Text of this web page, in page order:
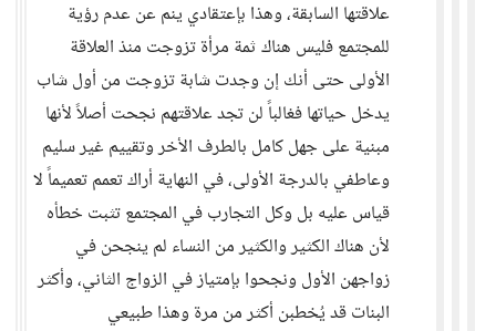
علاقتها السابقة، وهذا بإعتقادي ينم عن عدم رؤية
للمجتمع فليس هناك ثمة مرأة تزوجت منذ العلاقة
الأولى حتى أنك إن وجدت شابة تزوجت من أول شاب
يدخل حياتها فغالباً لن تجد علاقتهم نجحت أصلاً لأنها
مبنية على جهل كامل بالطرف الأخر وتقييم غير سليم
وعاطفي بالدرجة الأولى، في النهاية أراك تعمم تعميماً لا
قياس عليه بل وكل التجارب في المجتمع تثبت خطأه
لأن هناك الكثير والكثير من النساء لم ينجحن في
زواجهن الأول ونجحوا بإمتياز في الزواج الثاني، وأكثر
البنات قد يُخطبن أكثر من مرة وهذا طبيعي